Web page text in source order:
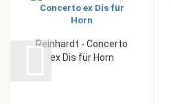
Reinhardt - Concerto
ex Dis für Horn